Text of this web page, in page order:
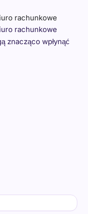
rachunkowe
rachunkowe
znacząco wpłynąć